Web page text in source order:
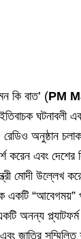
কি বাত’ (PM
ঘটনাবলী
অনুষ্ঠান
করেন এবং দেশের
মোদী উল্লেখ
“আবেগময়”
অনন্য
জাতির